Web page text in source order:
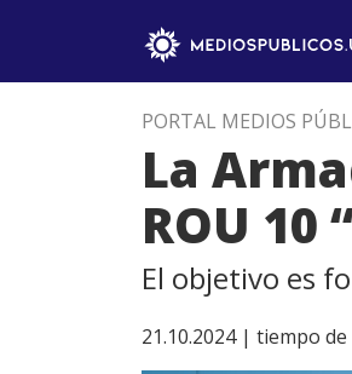
PORTAL MEDIOS
La
ROU 10
El objetivo es
21.10.2024 | tiempo de